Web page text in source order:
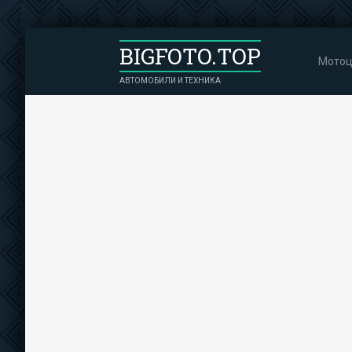
BIGFOTO.TOP
АВТОМОБИЛИ И ТЕХНИКА